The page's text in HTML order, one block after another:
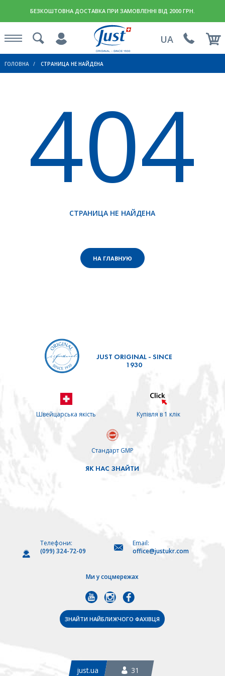
БЕЗКОШТОВНА ДОСТАВКА ПРИ ЗАМОВЛЕННІ ВІД 2000 ГРН.
UA
ГОЛОВНА СТРАНИЦА НЕ НАЙДЕНА
404
СТРАНИЦА НЕ НАЙДЕНА
НА ГЛАВНУЮ
JUST ORIGINAL - SINCE
1930
Швейцарська якість Купівля в 1 клік
Стандарт GMP
ЯК НАС ЗНАЙТИ
Телефони:
(099) 324-72-09
Email:
office@justukr.com
Ми у соцмережах
ЗНАЙТИ НАЙБЛИЖЧОГО ФАХІВЦЯ
just.ua 31